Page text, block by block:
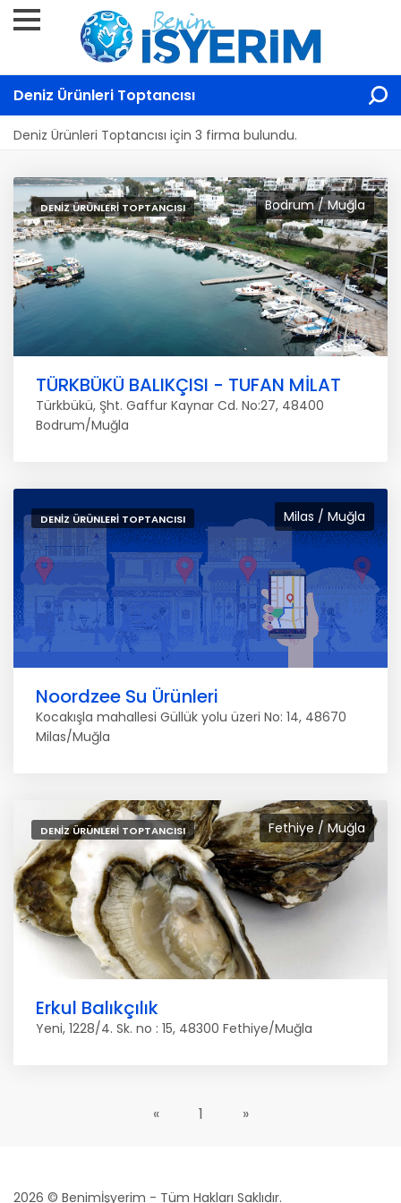
Deniz Ürünleri Toptancısı
Deniz Ürünleri Toptancısı için 3 firma bulundu.
Bodrum / Muğla
DENIZ ÜRÜNLERI TOPTANCISI
TÜRKBÜKÜ BALIKÇISI - TUFAN MİLAT
Türkbükü, Şht. Gaffur Kaynar Cd. No:27, 48400
Bodrum/Muğla
Milas / Muğla
DENIZ ÜRÜNLERI TOPTANCISI
Noordzee Su Ürünleri
Kocakışla mahallesi Güllük yolu üzeri No: 14, 48670
Milas/Muğla
Fethiye / Muğla
DENIZ ÜRÜNLERI TOPTANCISI
Erkul Balıkçılık
Yeni, 1228/4. Sk. no : 15, 48300 Fethiye/Muğla
« 1 »
2026 © Benimİşyerim - Tüm Hakları Saklıdır.